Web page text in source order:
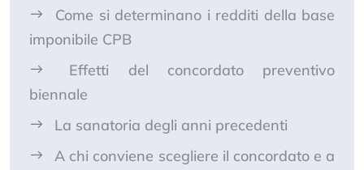
Come si determinano i redditi della base
imponibile CPB
Effetti del concordato preventivo
biennale
La sanatoria degli anni precedenti
A chi conviene scegliere il concordato e a